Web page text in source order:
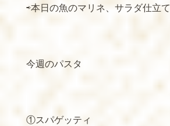
⇨本日の魚のマリネ、サラダ仕立て
今週のパスタ
①スパゲッティ